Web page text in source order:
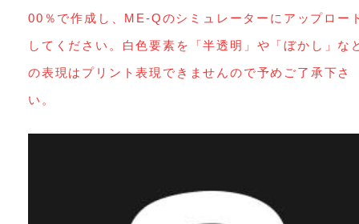
00％で作成し、ME-Qのシミュレーターにアップロー
してください。白色要素を「半透明」や「ぼかし」な
の表現はプリント表現できませんので予めご了承下さ
い。